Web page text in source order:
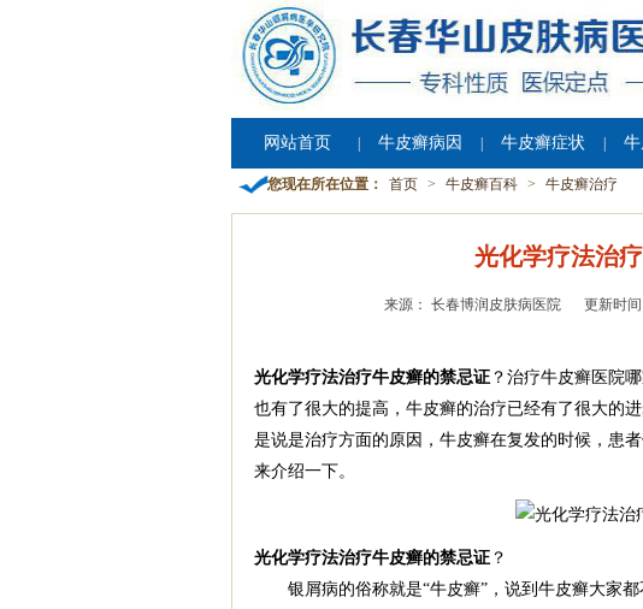
网站首页 牛皮癣病因 牛皮癣症状
您现在所在位置： 首页 > 牛皮癣百科 > 牛皮癣治疗
光化学疗法治
来源： 长春博润皮肤病医院 更新时间
光化学疗法治疗牛皮癣的禁忌证 ？治疗牛皮癣医院
也有了很大的提高，牛皮癣的治疗已经有了很大的
是说是治疗方面的原因，牛皮癣在复发的时候，患
来介绍一下。
光化学疗法治疗牛皮癣的禁忌证 ？
银屑病的俗称就是“牛皮癣”，说到牛皮癣大家都